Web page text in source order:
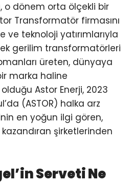
o dönem orta ölçekli bir
Transformatör firmasını
ve teknoloji yatırımlarıyla
gerilim transformatörleri
üreten, dünyaya
marka haline
Astor Enerji, 2023
(ASTOR) halka arz
en yoğun ilgi gören,
kazandıran şirketlerinden
Serveti Ne